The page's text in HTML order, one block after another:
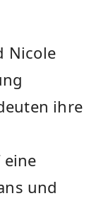
​Nicole
ihre
und